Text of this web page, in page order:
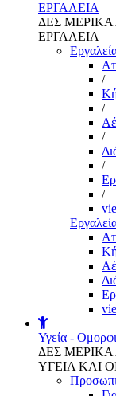
ΕΡΓΑΛΕΙΑ
ΔΕΣ
ΕΡΓΑΛΕΙΑ
/
/
/
/
/
Υγεία -
ΔΕΣ
ΥΓΕΙΑ ΚΑΙ